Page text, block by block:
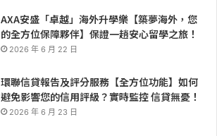
AXA安盛「卓越」海外升學樂【築夢海外，您
的全方位保障夥伴】保證一趟安心留學之旅！
2026 年 6 月 22 日
環聯信貸報告及評分服務【全方位功能】如何
避免影響您的信用評級？實時監控 信貸無憂！
2026 年 6 月 23 日